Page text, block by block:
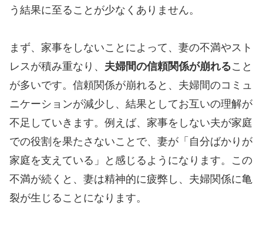
う結果に至ることが少なくありません。
まず、家事をしないことによって、妻の不満やスト
レスが積み重なり、 夫婦間の信頼関係が崩れること
が多いです。信頼関係が崩れると、夫婦間のコミュ
ニケーションが減少し、結果としてお互いの理解が
不足していきます。例えば、家事をしない夫が家庭
での役割を果たさないことで、妻が「自分ばかりが
家庭を支えている」と感じるようになります。この
不満が続くと、妻は精神的に疲弊し、夫婦関係に亀
裂が生じることになります。